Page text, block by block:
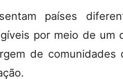
países
por meio de um
de comunidades